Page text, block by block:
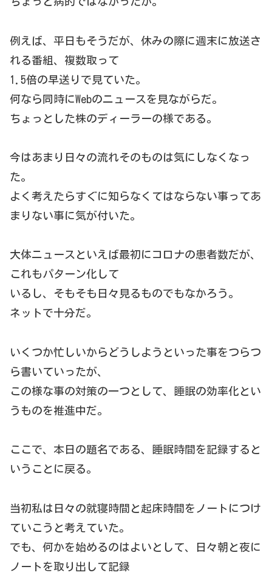
例えば、平日もそうだが、休みの際に週末に放送さ
れる番組、複数取って
1.5倍の早送りで見ていた。
何なら同時にWebのニュースを見ながらだ。
ちょっとした株のディーラーの様である。
今はあまり日々の流れそのものは気にしなくなっ
た。
よく考えたらすぐに知らなくてはならない事ってあ
まりない事に気が付いた。
大体ニュースといえば最初にコロナの患者数だが、
これもパターン化して
いるし、そもそも日々見るものでもなかろう。
ネットで十分だ。
いくつか忙しいからどうしようといった事をつらつ
ら書いていったが、
この様な事の対策の一つとして、睡眠の効率化とい
うものを推進中だ。
ここで、本日の題名である、睡眠時間を記録すると
いうことに戻る。
当初私は日々の就寝時間と起床時間をノートにつけ
ていこうと考えていた。
でも、何かを始めるのはよいとして、日々朝と夜に
ノートを取り出して記録